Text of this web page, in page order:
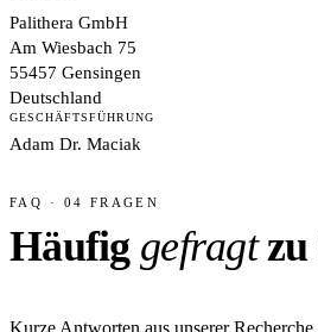
Palithera GmbH
Am Wiesbach 75
55457 Gensingen
Deutschland
GESCHÄFTSFÜHRUNG
Adam Dr. Maciak
FAQ · 04 FRAGEN
Häufig gefragtzu
Kurze Antworten aus unserer